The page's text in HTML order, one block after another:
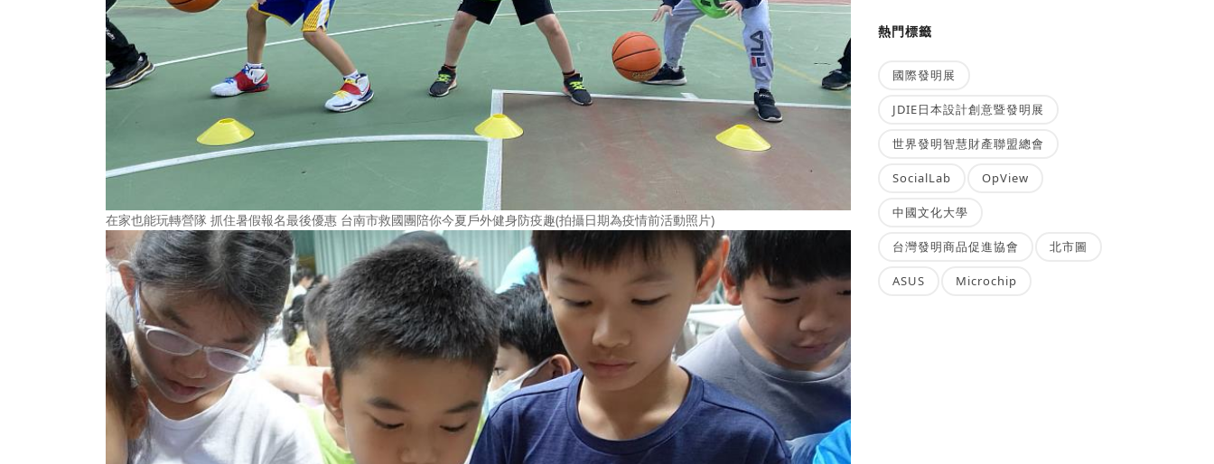
在家也能玩轉營隊 抓住暑假報名最後優惠 台南市救國團陪你今夏戶外健身防疫趣(拍攝日期為疫情前活動照片)
熱門標籤
國際發明展
JDIE日本設計創意暨發明展
世界發明智慧財產聯盟總會
SocialLab OpView
中國文化大學
台灣發明商品促進協會 北市圖
ASUS Microchip